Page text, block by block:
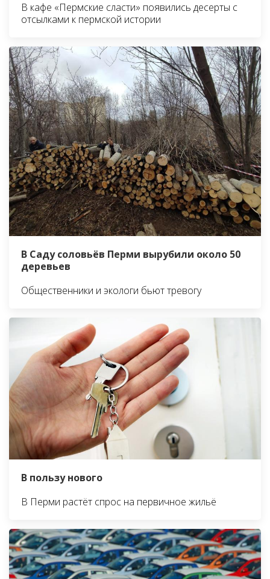
В кафе «Пермские сласти» появились десерты с
отсылками к пермской истории
В Саду соловьёв Перми вырубили около 50
деревьев
Общественники и экологи бьют тревогу
В пользу нового
В Перми растёт спрос на первичное жильё